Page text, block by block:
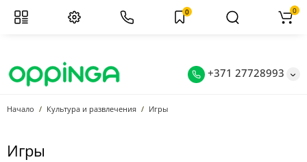
+371 27728993
0 0
Начало Культура и развлечения Игры
Игры